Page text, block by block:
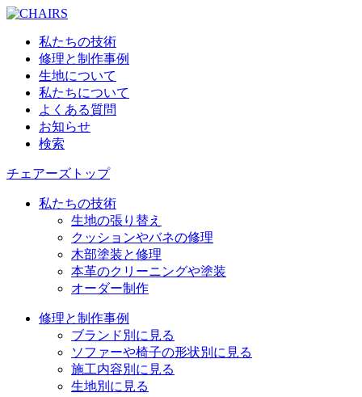
私たちの技術
修理と制作事例
生地について
私たちについて
よくある質問
お知らせ
検索
チェアーズトップ
私たちの技術
生地の張り替え
クッションやバネの修理
木部塗装と修理
本革のクリーニングや塗装
オーダー制作
修理と制作事例
ブランド別に見る
ソファーや椅子の形状別に見る
施工内容別に見る
生地別に見る